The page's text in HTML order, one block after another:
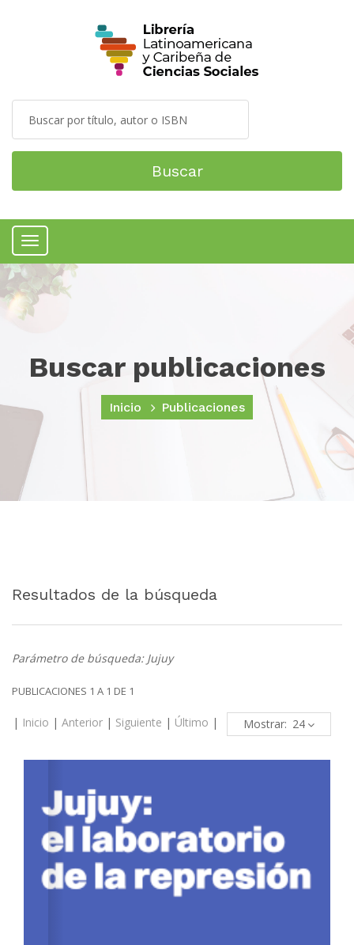
Buscar
Menú
Buscar publicaciones
Inicio Publicaciones
Resultados de la búsqueda
Parámetro de búsqueda: Jujuy
PUBLICACIONES 1 A 1 DE 1
| Inicio | Anterior | Siguiente | Último | Mostrar: